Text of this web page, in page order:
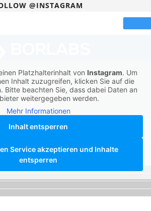
@INSTAGRAM
Platzhalterinhalt von Instagram. Um
Inhalt zuzugreifen, klicken Sie auf die
Bitte beachten Sie, dass dabei Daten an
weitergegeben werden.
Mehr Informationen
Inhalt entsperren
Service akzeptieren und Inhalte
entsperren